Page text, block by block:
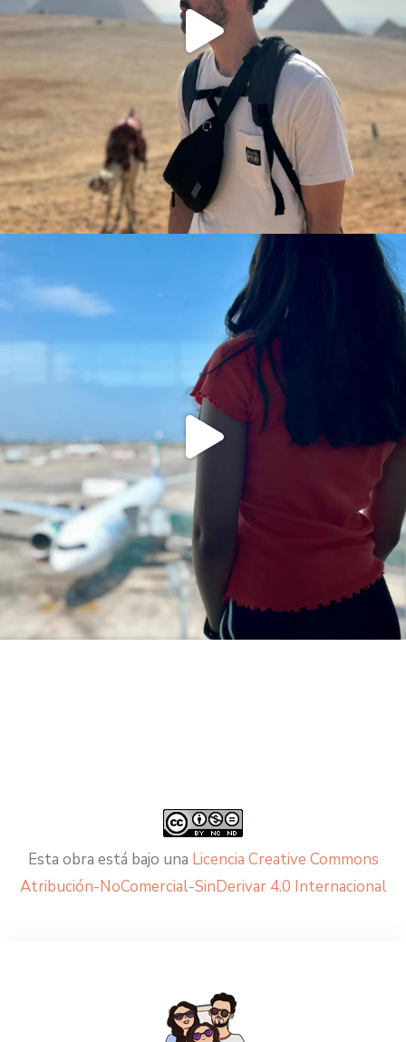
Esta obra está bajo una Licencia Creative Commons
Atribución-NoComercial-SinDerivar 4.0 Internacional